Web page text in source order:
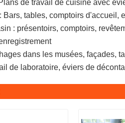
de travail de cuisine avec
tables, comptoirs d'accueil,
: présentoirs, comptoirs,
dans les musées, façades,
de laboratoire, éviers de